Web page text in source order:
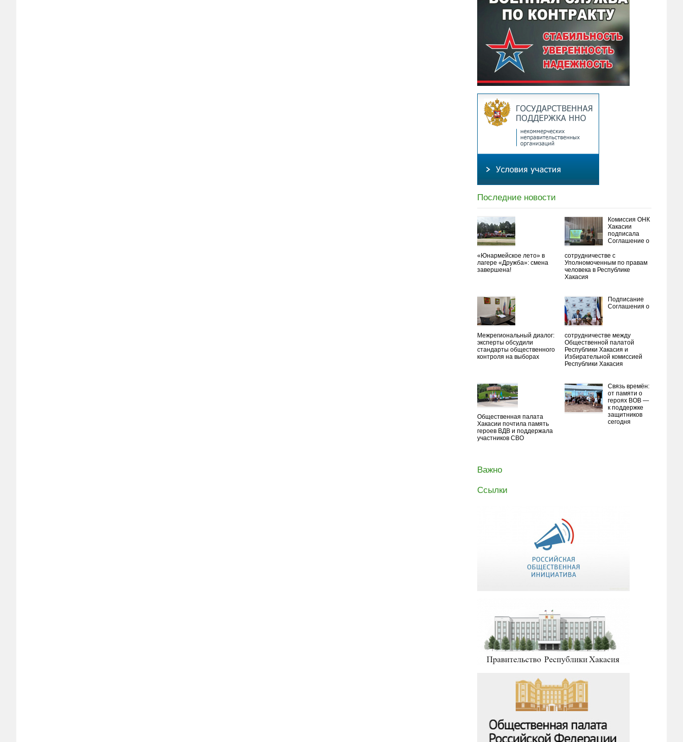
Последние новости
«Юнармейское лето» в
лагере «Дружба»: смена
завершена!
Комиссия ОНК
Хакасии
подписала
Соглашение о
сотрудничестве с
Уполномоченным по правам
человека в Республике
Хакасия
Межрегиональный диалог:
эксперты обсудили
стандарты общественного
контроля на выборах
Подписание
Соглашения о
сотрудничестве между
Общественной палатой
Республики Хакасия и
Избирательной комиссией
Республики Хакасия
Общественная палата
Хакасии почтила память
героев ВДВ и поддержала
участников СВО
Связь времён:
от памяти о
героях ВОВ —
к поддержке
защитников
сегодня
Важно
Ссылки